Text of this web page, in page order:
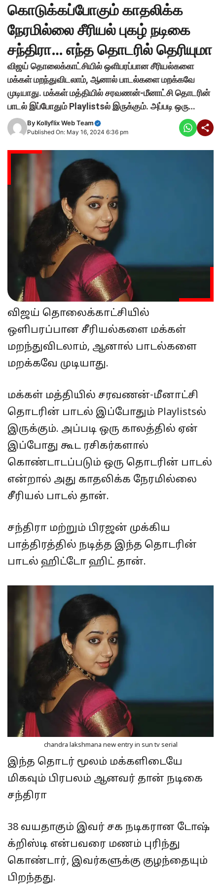
கொடுக்கப்போகும் காதலிக்க
நேரமில்லை சீரியல் புகழ் நடிகை
சந்திரா… எந்த தொடரில் தெரியுமா
விஜய் தொலைக்காட்சியில் ஒளிபரப்பான சீரியல்களை
மக்கள் மறந்துவிடலாம், ஆனால் பாடல்களை மறக்கவே
முடியாது. மக்கள் மத்தியில் சரவணன்-மீனாட்சி தொடரின்
பாடல் இப்போதும் Playlistsல் இருக்கும். அப்படி ஒரு…
By Kollyflix Web Team
Published On: May 16, 2024 6:36 pm
விஜய் தொலைக்காட்சியில்
ஒளிபரப்பான சீரியல்களை மக்கள்
மறந்துவிடலாம், ஆனால் பாடல்களை
மறக்கவே முடியாது.
மக்கள் மத்தியில் சரவணன்-மீனாட்சி
தொடரின் பாடல் இப்போதும் Playlistsல்
இருக்கும். அப்படி ஒரு காலத்தில் ஏன்
இப்போது கூட ரசிகர்களால்
கொண்டாடப்படும் ஒரு தொடரின் பாடல்
என்றால் அது காதலிக்க நேரமில்லை
சீரியல் பாடல் தான்.
சந்திரா மற்றும் பிரஜன் முக்கிய
பாத்திரத்தில் நடித்த இந்த தொடரின்
பாடல் ஹிட்டோ ஹிட் தான்.
chandra lakshmana new entry in sun tv serial
இந்த தொடர் மூலம் மக்களிடையே
மிகவும் பிரபலம் ஆனவர் தான் நடிகை
சந்திரா
38 வயதாகும் இவர் சக நடிகரான டோஷ்
க்றிஸ்டி என்பவரை மணம் புரிந்து
கொண்டார், இவர்களுக்கு குழந்தையும்
பிறந்தது.